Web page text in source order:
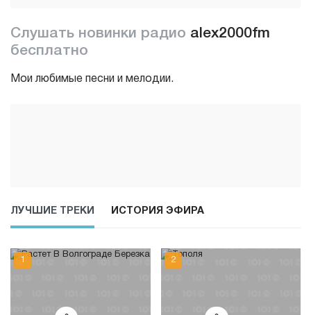
Слушать новинки радио alex2000fm
бесплатно
Мои любимые песни и мелодии.
ЛУЧШИЕ ТРЕКИ ИСТОРИЯ ЭФИРА